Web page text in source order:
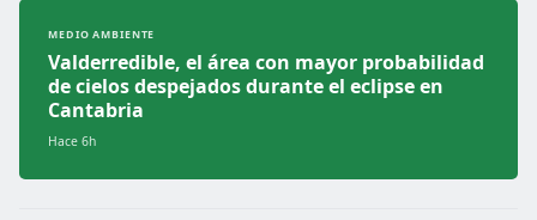
MEDIO AMBIENTE
Valderredible, el área con mayor probabilidad
de cielos despejados durante el eclipse en
Cantabria
Hace 6h